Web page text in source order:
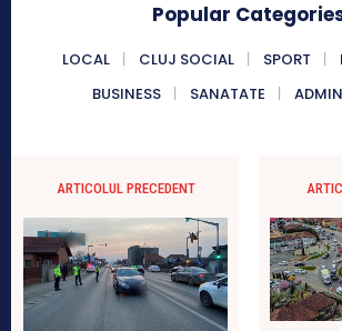
Popular
LOCAL CLUJ SOCIAL SPORT
BUSINESS
SANATATE
ARTICOLUL PRECEDENT